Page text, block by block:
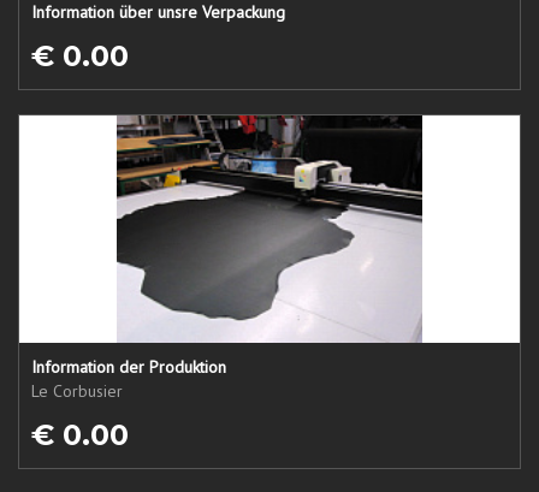
Information über unsre Verpackung
€ 0.00
Information der Produktion
Le Corbusier
€ 0.00